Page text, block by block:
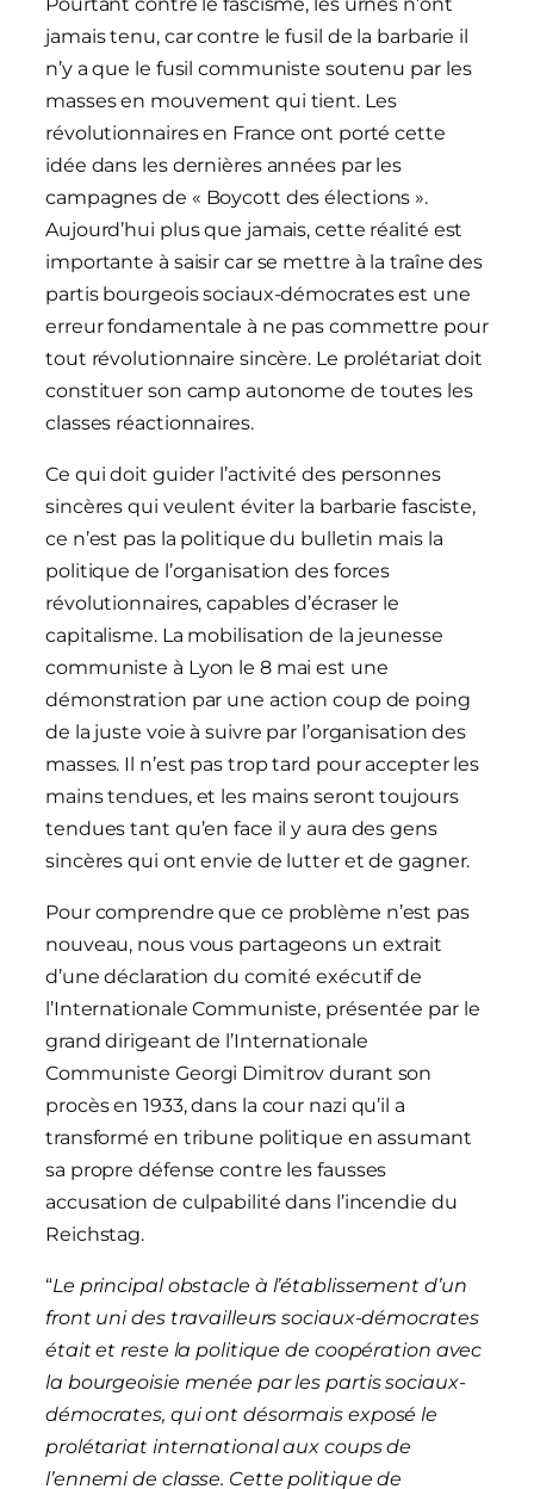
jamais tenu, car contre le fusil de la barbarie il
n’y a que le fusil communiste soutenu par les
masses en mouvement qui tient. Les
révolutionnaires en France ont porté cette
idée dans les dernières années par les
campagnes de « Boycott des élections ».
Aujourd’hui plus que jamais, cette réalité est
importante à saisir car se mettre à la traîne des
partis bourgeois sociaux-démocrates est une
erreur fondamentale à ne pas commettre pour
tout révolutionnaire sincère. Le prolétariat doit
constituer son camp autonome de toutes les
classes réactionnaires.
Ce qui doit guider l’activité des personnes
sincères qui veulent éviter la barbarie fasciste,
ce n’est pas la politique du bulletin mais la
politique de l’organisation des forces
révolutionnaires, capables d’écraser le
capitalisme. La mobilisation de la jeunesse
communiste à Lyon le 8 mai est une
démonstration par une action coup de poing
de la juste voie à suivre par l’organisation des
masses. Il n’est pas trop tard pour accepter les
mains tendues, et les mains seront toujours
tendues tant qu’en face il y aura des gens
sincères qui ont envie de lutter et de gagner.
Pour comprendre que ce problème n’est pas
nouveau, nous vous partageons un extrait
d’une déclaration du comité exécutif de
l’Internationale Communiste, présentée par le
grand dirigeant de l’Internationale
Communiste Georgi Dimitrov durant son
procès en 1933, dans la cour nazi qu’il a
transformé en tribune politique en assumant
sa propre défense contre les fausses
accusation de culpabilité dans l’incendie du
Reichstag.
“Le principal obstacle à l’établissement d’un
front uni des travailleurs sociaux-démocrates
était et reste la politique de coopération avec
la bourgeoisie menée par les partis sociaux-
démocrates, qui ont désormais exposé le
prolétariat international aux coups de
l’ennemi de classe. Cette politique de